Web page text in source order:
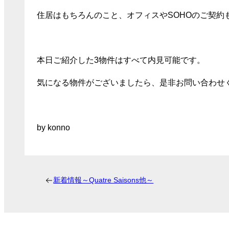
住居はもちろんのこと、オフィスやSOHOのご契約
本日ご紹介した3物件はすべて内見可能です。
気になる物件がございましたら、是非お問い合わせ
by konno
新着情報～Quatre Saisons他～